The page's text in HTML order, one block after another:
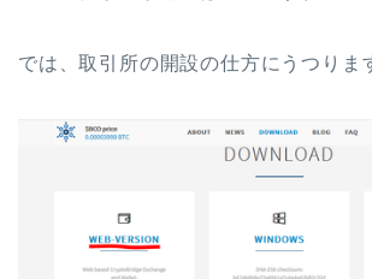
では、取引所の開設の仕方にうつりま